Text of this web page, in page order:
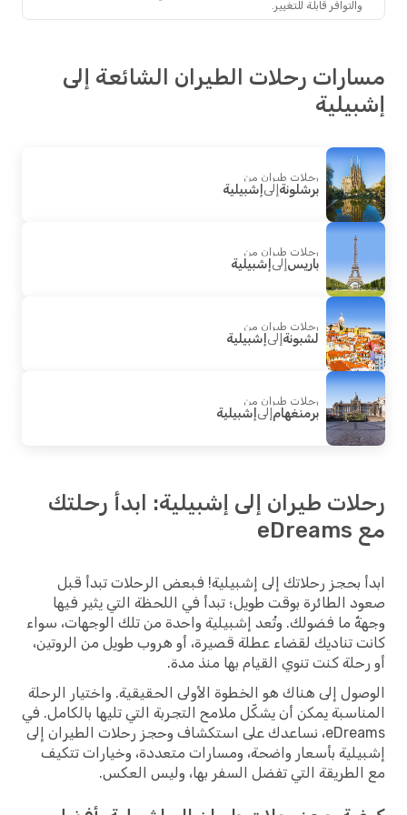
والتوافر قابلة للتغيير.
رحلات الطيران الشائعة إلى
رحلات طيران من
برشلونة إلىإشبيلية
رحلات طيران من
باريسإلىإشبيلية
رحلات طيران من
لشبونة إلىإشبيلية
رحلات طيران من
برمنغهامإلىإشبيلية
طيران إلى إشبيلية: ابدأ رحلتك
بحجز رحلاتك إلى إشبيلية! فبعض الرحلات تبدأ قبل
الطائرة بوقت طويل؛ تبدأ في اللحظة التي يثير فيها
ما فضولك. وتُعد إشبيلية واحدة من تلك الوجهات، سواء
تناديك لقضاء عطلة قصيرة، أو هروب طويل من الروتين،
كنت تنوي القيام بها منذ مدة.
إلى هناك هو الخطوة الأولى الحقيقية. واختيار الرحلة
يمكن أن يشكّل ملامح التجربة التي تليها بالكامل. في
eDreams، نساعدك على استكشاف وحجز رحلات الطيران إلى
بأسعار واضحة، ومسارات متعددة، وخيارات تتكيف
التي تفضل السفر بها، وليس العكس.